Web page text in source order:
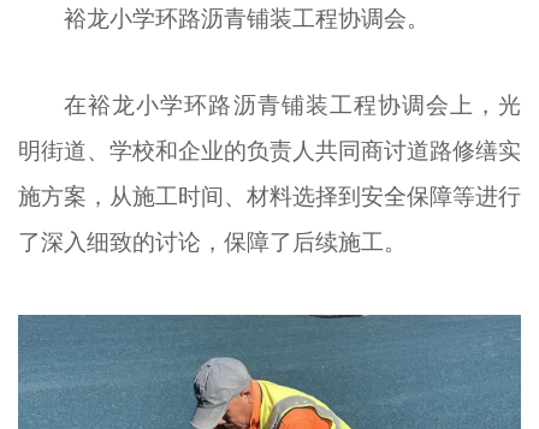
裕龙小学环路沥青铺装工程协调会。
在裕龙小学环路沥青铺装工程协调会上，光
明街道、学校和企业的负责人共同商讨道路修缮实
施方案，从施工时间、材料选择到安全保障等进行
了深入细致的讨论，保障了后续施工。